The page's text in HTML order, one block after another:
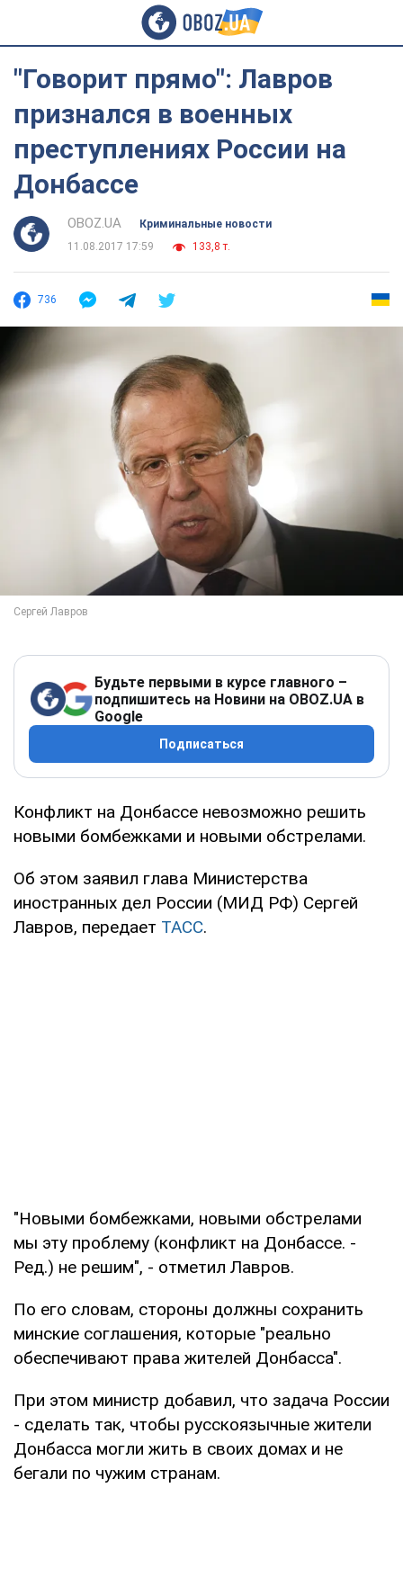
"Говорит прямо": Лавров
признался в военных
преступлениях России на
Донбассе
OBOZ.UA
Криминальные новости
11.08.2017 17:59
133,8 т.
736
Будьте первыми в курсе главного –
подпишитесь на Новини на OBOZ.UA в
Google
Подписаться
Конфликт на Донбассе невозможно решить
новыми бомбежками и новыми обстрелами.
Об этом заявил глава Министерства
иностранных дел России (МИД РФ) Сергей
Лавров, передает ТАСС.
"Новыми бомбежками, новыми обстрелами
мы эту проблему (конфликт на Донбассе. -
Ред.) не решим", - отметил Лавров.
По его словам, стороны должны сохранить
минские соглашения, которые "реально
обеспечивают права жителей Донбасса".
При этом министр добавил, что задача России
- сделать так, чтобы русскоязычные жители
Донбасса могли жить в своих домах и не
бегали по чужим странам.